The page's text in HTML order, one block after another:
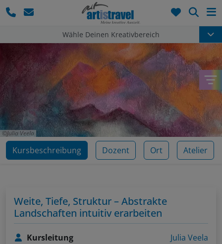
Wähle Deinen Kreativbereich
Julia Veela
Kursbeschreibung Dozent Ort Atelier
Weite, Tiefe, Struktur – Abstrakte
Landschaften intuitiv erarbeiten
Kursleitung
Julia Veela